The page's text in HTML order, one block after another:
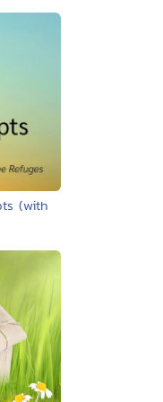
(with